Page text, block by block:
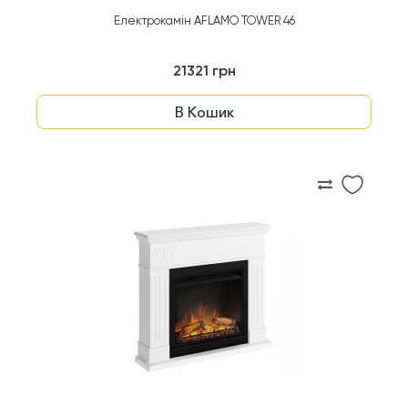
Електрокамін AFLAMO TOWER 46
21321 грн
В Кошик